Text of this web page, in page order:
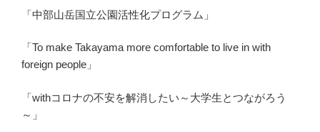
「中部山岳国立公園活性化プログラム」
「To make Takayama more comfortable to live in with
foreign people」
「withコロナの不安を解消したい～大学生とつながろう
～」